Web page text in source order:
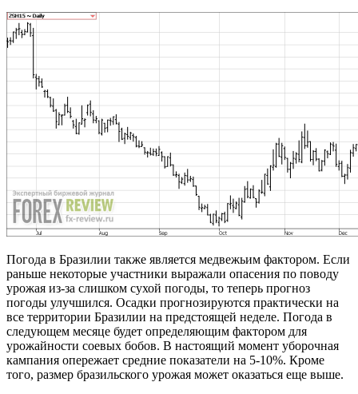
Погода в Бразилии также является медвежьим фактором. Если
раньше некоторые участники выражали опасения по поводу
урожая из-за слишком сухой погоды, то теперь прогноз
погоды улучшился. Осадки прогнозируются практически на
все территории Бразилии на предстоящей неделе. Погода в
следующем месяце будет определяющим фактором для
урожайности соевых бобов. В настоящий момент уборочная
кампания опережает средние показатели на 5-10%. Кроме
того, размер бразильского урожая может оказаться еще выше.